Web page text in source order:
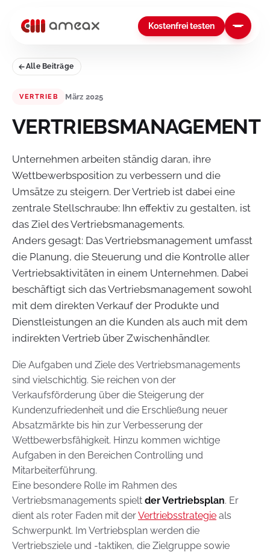
Kostenfrei testen
Alle Beiträge
VERTRIEB März 2025
VERTRIEBSMANAGEMENT
Unternehmen arbeiten ständig daran, ihre
Wettbewerbsposition zu verbessern und die
Umsätze zu steigern. Der Vertrieb ist dabei eine
zentrale Stellschraube: Ihn effektiv zu gestalten, ist
das Ziel des Vertriebsmanagements.
Anders gesagt: Das Vertriebsmanagement umfasst
die Planung, die Steuerung und die Kontrolle aller
Vertriebsaktivitäten in einem Unternehmen. Dabei
beschäftigt sich das Vertriebsmanagement sowohl
mit dem direkten Verkauf der Produkte und
Dienstleistungen an die Kunden als auch mit dem
indirekten Vertrieb über Zwischenhändler.
Die Aufgaben und Ziele des Vertriebsmanagements
sind vielschichtig. Sie reichen von der
Verkaufsförderung über die Steigerung der
Kundenzufriedenheit und die Erschließung neuer
Absatzmärkte bis hin zur Verbesserung der
Wettbewerbsfähigkeit. Hinzu kommen wichtige
Aufgaben in den Bereichen Controlling und
Mitarbeiterführung.
Eine besondere Rolle im Rahmen des
Vertriebsmanagements spielt der Vertriebsplan. Er
dient als roter Faden mit derVertriebsstrategie als
Schwerpunkt. Im Vertriebsplan werden die
Vertriebsziele und -taktiken, die Zielgruppe sowie